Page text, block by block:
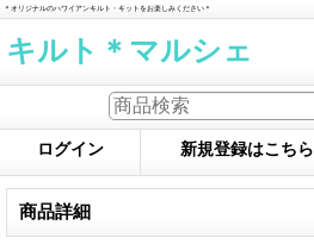
＊オリジナルのハワイアンキルト・キットをお楽しみください＊
キルト＊マルシェ
ログイン 新規登録はこちら
商品詳細